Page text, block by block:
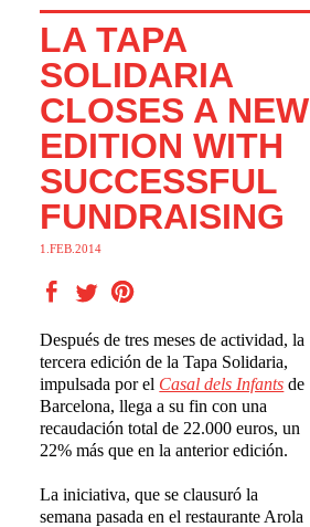
LA TAPA
SOLIDARIA
CLOSES A NEW
EDITION WITH
SUCCESSFUL
FUNDRAISING
1.FEB.2014
Después de tres meses de actividad, la
tercera edición de la Tapa Solidaria,
impulsada por el Casal dels Infants de
Barcelona, llega a su fin con una
recaudación total de 22.000 euros, un
22% más que en la anterior edición.
La iniciativa, que se clausuró la
semana pasada en el restaurante Arola